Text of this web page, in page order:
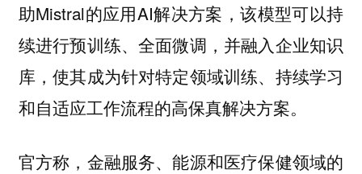
助Mistral的应用AI解决方案，该模型可以持
续进行预训练、全面微调，并融入企业知识
库，使其成为针对特定领域训练、持续学习
和自适应工作流程的高保真解决方案。
官方称，金融服务、能源和医疗保健领域的